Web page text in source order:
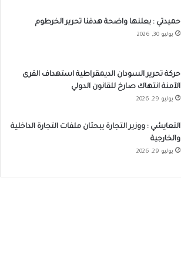
حميدتي : يعلنها واضحة هدفنا تحرير الخرطوم
يوليو 30, 2026
حركة تحرير السودان الديمقراطية استهداف القرى
الآمنة انتهاك صارخ للقانون الدولي
يوليو 29, 2026
التعايشي : ووزير التجارة يبحثان ملفات التجارة الداخلية
والخارجية
يوليو 29, 2026